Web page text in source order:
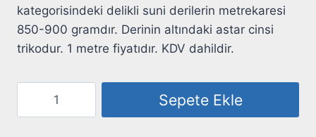
kategorisindeki delikli suni derilerin metrekaresi
850-900 gramdır. Derinin altındaki astar cinsi
trikodur. 1 metre fiyatıdır. KDV dahildir.
Sepete Ekle